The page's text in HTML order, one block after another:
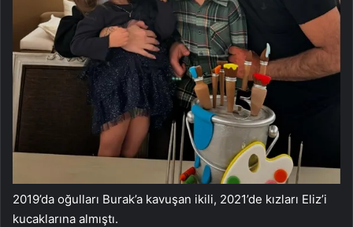
2019’da oğulları Burak’a kavuşan ikili, 2021’de kızları Eliz’i
kucaklarına almıştı.